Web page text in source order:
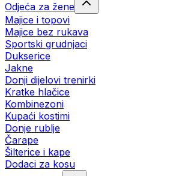
Odjeća za žene
Majice i topovi
Majice bez rukava
Sportski grudnjaci
Dukserice
Jakne
Donji dijelovi trenirki
Kratke hlačice
Kombinezoni
Kupaći kostimi
Donje rublje
Čarape
Šilterice i kape
Dodaci za kosu